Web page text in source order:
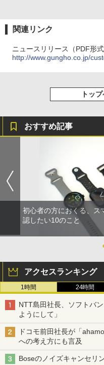
関連リンク
ニュースリリース（PDF形式
http://www.gungho.co.jp/
トッ
おすすめ記事
初心者の方におくる、ス
認したい10のこと
アクセスランキング
1時間 24時間
NTT島田社長、ソフトバ
ようにして」
ドコモ前田社長が「
への考え方にも言及
Boseのノイズキャンセリ